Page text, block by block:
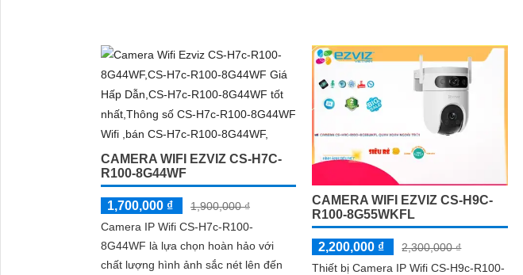
hợp của micro và loa màu sắc sáng
đẹp 8.0 MP giúp phân biệt người một
cách chính xác công nghệ xử lý hình
ảnh thiếu sáng cùng hồng ngoại Smart
CAMERA WIFI EZVIZ CS-H7C-
R100-8G44WF
1,700,000 ₫
1,900,000 ₫
Camera IP Wifi CS-H7c-R100-
8G44WF là lựa chọn hoàn hảo với
chất lượng hình ảnh sắc nét lên đến
CAMERA WIFI EZVIZ CS-H9C-
R100-8G55WKFL
2,200,000 ₫
2,300,000 ₫
Thiết bị Camera IP Wifi CS-H9c-R100-